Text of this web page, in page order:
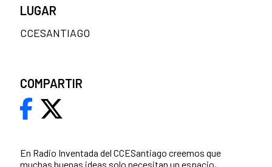
En Radio Inventada del CCESantiago creemos que
muchas buenas ideas solo necesitan un espacio,
LUGAR
CCESANTIAGO
COMPARTIR